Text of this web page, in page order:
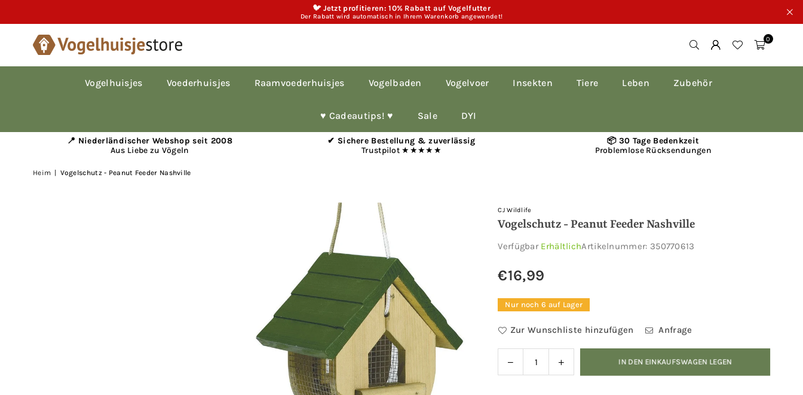
🐦 Jetzt profitieren: 10% Rabatt auf Vogelfutter
Der Rabatt wird automatisch in Ihrem Warenkorb angewendet!
0
Vogelhuisjes Voederhuisjes Raamvoederhuisjes Vogelbaden Vogelvoer Insekten Tiere Leben Zubehör
♥︎ Cadeautips! ♥︎ Sale DYI
📍 Niederländischer Webshop seit 2008
Aus Liebe zu Vögeln
✔ Sichere Bestellung & zuverlässig
Trustpilot ★★★★★
📦 30 Tage Bedenkzeit
Problemlose Rücksendungen
Heim Vogelschutz - Peanut Feeder Nashville
CJ Wildlife
Vogelschutz - Peanut Feeder Nashville
Verfügbar ErhältlichArtikelnummer: 350770613
Normaler
€16,99
Nur noch 6 auf Lager
Zur Wunschliste hinzufügen Anfrage
Verringern
Sie
Menge
für
IN DEN EINKAUFSWAGEN LEGEN